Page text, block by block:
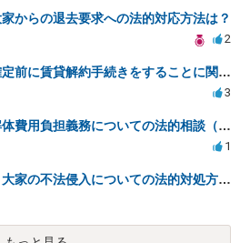
からの退去要求への法的対応方法は？
2
連帯保証人が本人確定前に賃貸解約手続きをすることに関して
3
借家退去後の建物解体費用負担義務についての法的相談（補足説明修正）
1
賃貸契約更新拒否と大家の不法侵入についての法的対処方法は？